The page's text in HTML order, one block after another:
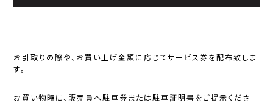
お引取りの際や、お買い上げ金額に応じてサービス券を配布致しま
す。
お買い物時に、販売員へ駐車券または駐車証明書をご提示くださ